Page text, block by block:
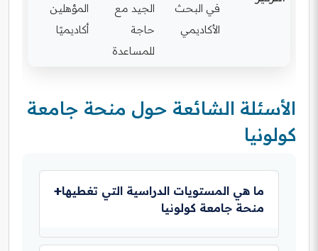
في البحث
الأكاديمي
الجيد مع
حاجة
للمساعدة
المؤهلين
أكاديميًا
الأسئلة الشائعة حول منحة جامعة
كولونيا
ما هي المستويات الدراسية التي تغطيها
منحة جامعة كولونيا
تغطي منحة جامعة كولونيا عادةً مستويات